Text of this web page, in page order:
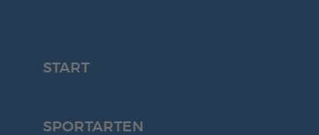
START
SPORTARTEN